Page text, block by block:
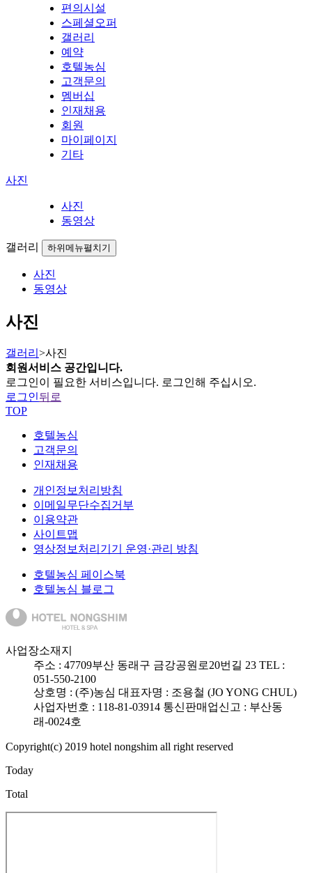
편의시설
스페셜오퍼
갤러리
예약
호텔농심
고객문의
멤버십
인재채용
회원
마이페이지
기타
사진
사진
동영상
갤러리 하위메뉴펼치기
사진
동영상
사진
갤러리 >사진
회원서비스 공간입니다.
로그인이 필요한 서비스입니다. 로그인해 주십시오.
로그인뒤로
TOP
호텔농심
고객문의
인재채용
개인정보처리방침
이메일무단수집거부
이용약관
사이트맵
영상정보처리기기 운영·관리 방침
호텔농심 페이스북
호텔농심 블로그
사업장소재지
주소 : 47709부산 동래구 금강공원로20번길 23 TEL :
051-550-2100
상호명 : (주)농심 대표자명 : 조용철 (JO YONG CHUL)
사업자번호 : 118-81-03914 통신판매업신고 : 부산동
래-0024호
Copyright(c) 2019 hotel nongshim all right reserved
Today
Total